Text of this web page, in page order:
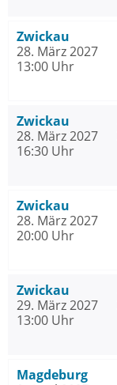
Zwickau
28. März 2027
13:00 Uhr
Zwickau
28. März 2027
16:30 Uhr
Zwickau
28. März 2027
20:00 Uhr
Zwickau
29. März 2027
13:00 Uhr
Magdeburg